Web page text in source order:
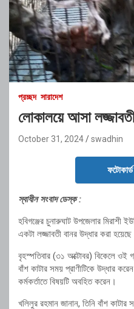
প্রচ্ছদ সারাদেশ
লোকালয়ে আসা
October 31, 2024 swadhin
স্বাধীন সংবাদ ডেস্ক :
হবিগঞ্জের চুনারুঘাট উপজেলার মিরাশী
একটা লজ্জাবতী বানর উদ্ধার করা
বৃহস্পতিবার (৩১ অক্টোবর) বিকেলে ওই
বাঁশ কাটার সময় প্রাণীটিকে উদ্ধার
কর্মকর্তাতে বিষয়টি অবহিত করেন।
খলিলুর রহমান জানান, তিনি বাঁশ কাটার